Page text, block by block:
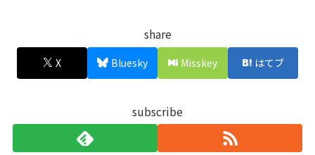
share
X Bluesky Misskey はてブ
subscribe